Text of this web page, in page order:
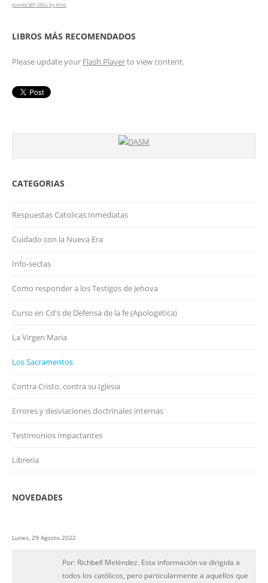
Joomla SEF URLs by Artio
LIBROS MÁS RECOMENDADOS
Please update your Flash Playerto view content.
CATEGORIAS
Respuestas Catolicas Inmediatas
Cuidado con la Nueva Era
Info-sectas
Como responder a los Testigos de Jehova
Curso en Cd's de Defensa de la fe (Apologetica)
La Virgen Maria
Los Sacramentos
Contra Cristo, contra su Iglesia
Errores y desviaciones doctrinales internas
Testimonios Impactantes
Libreria
NOVEDADES
Lunes, 29 Agosto 2022
Por: Richbell Meléndez. Esta información va dirigida a
todos los católicos, pero particularmente a aquellos que